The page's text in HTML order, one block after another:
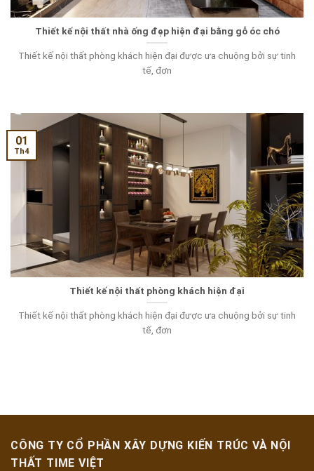
Thiết kế nội thất nhà ống đẹp hiện đại bằng gỗ óc chó
Thiết kế nội thất phòng khách hiện đại được ưa chuộng bởi sự tinh
tế, đơn
Thiết kế nội thất phòng khách hiện đại
Thiết kế nội thất phòng khách hiện đại được ưa chuộng bởi sự tinh
tế, đơn
01
Th4
CÔNG TY CỔ PHẦN XÂY DỰNG KIẾN TRÚC VÀ NỘI
THẤT TIME VIỆT